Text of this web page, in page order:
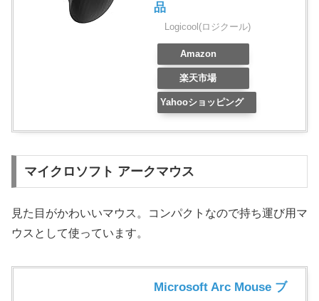
品
Logicool(ロジクール)
Amazon
楽天市場
Yahooショッピング
マイクロソフト アークマウス
見た目がかわいいマウス。コンパクトなので持ち運び用マ
ウスとして使っています。
Microsoft Arc Mouse ブ